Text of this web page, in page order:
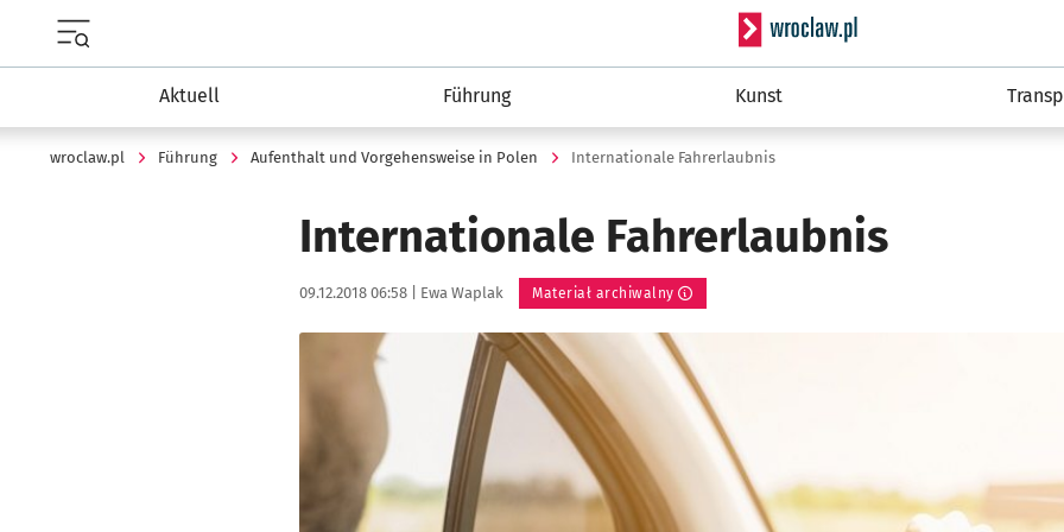
Serwis informacyjny
Aktuell Führung Kunst
wroclaw.pl Führung Aufenthalt und Vorgehensweise in Polen Internationale Fahrerlaubnis
Internationale Fahrerlaubnis
Data publikacji:
09.12.2018 06:58 | Autor:
Ewa Waplak Materiał archiwalny
Kliknij, aby powiększyć